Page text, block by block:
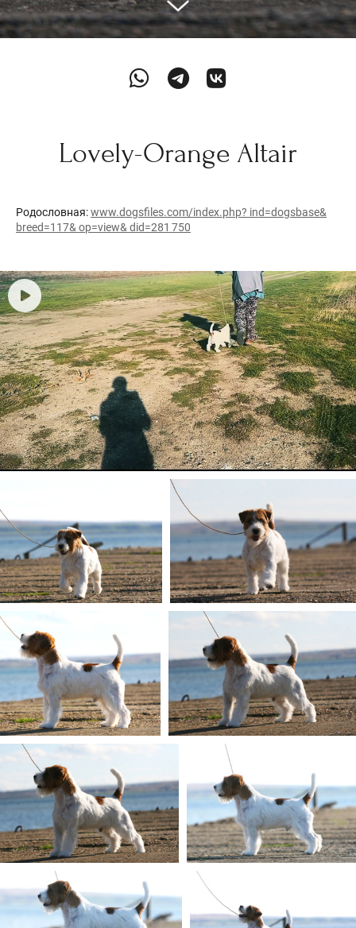
Lovely-Orange Altair
Родословная:www.dogsfiles.com/index.php? ind=dogsbase&
breed=117& op=view& did=281 750